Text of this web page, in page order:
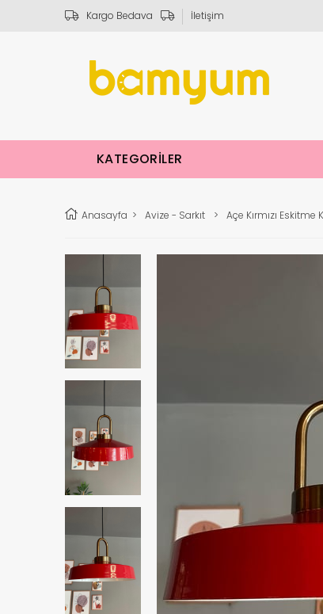
Kargo Bedava İletişim
KATEGORİLER
Anasayfa > Avize - Sarkıt > Açe Kırmızı